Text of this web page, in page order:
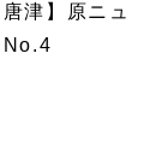
津】原ニュ
No.4